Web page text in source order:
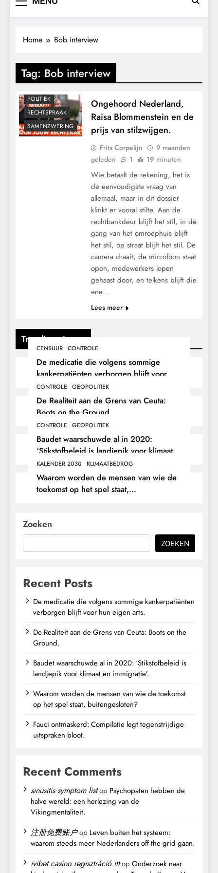
Trending nieuws
CENSUUR CONTROLE
De medicatie die volgens sommige
kankerpatiënten verborgen blijft voor
hun eigen arts.
CONTROLE GEOPOLITIEK
De Realiteit aan de Grens van Ceuta:
Boots on the Ground.
CONTROLE GEOPOLITIEK
Baudet waarschuwde al in 2020:
‘Stikstofbeleid is landjepik voor klimaat
en immigratie’.
KALENDER 2030 KLIMAATBEDROG
Waarom worden de mensen van wie de
toekomst op het spel staat,
Home Bob interview
Tag: Bob interview
CONTROLE
MACHT
POLITIEK
RECHTSPRAAK
SAMENZWERING
Ongehoord Nederland,
Raisa Blommenstein en de
prijs van stilzwijgen.
Frits Corpelijn
9 maanden
geleden
1 19 minuten
Wie betaalt de rekening, het is
de eenvoudigste vraag van
allemaal, maar in dit dossier
klinkt er vooral stilte. Aan de
rechtbankdeur blijft het stil, in de
gang van het omroephuis blijft
het stil, op straat blijft het stil. De
camera draait, de microfoon staat
open, medewerkers lopen
gehaast door, en telkens blijft die
ene…
Lees meer
Zoeken
ZOEKEN
Recent Posts
De medicatie die volgens sommige kankerpatiënten
verborgen blijft voor hun eigen arts.
De Realiteit aan de Grens van Ceuta: Boots on the
Ground.
Baudet waarschuwde al in 2020: ‘Stikstofbeleid is
landjepik voor klimaat en immigratie’.
Waarom worden de mensen van wie de toekomst
op het spel staat, buitengesloten?
Fauci ontmaskerd: Compilatie legt tegenstrijdige
uitspraken bloot.
Recent Comments
sinusitis symptom listop Psychopaten hebben de
halve wereld: een herlezing van de
Vikingmentaliteit.
注册免费账户op Leven buiten het systeem:
waarom steeds meer Nederlanders off the grid gaan.
ivibet casino regisztráció ittop Onderzoek naar